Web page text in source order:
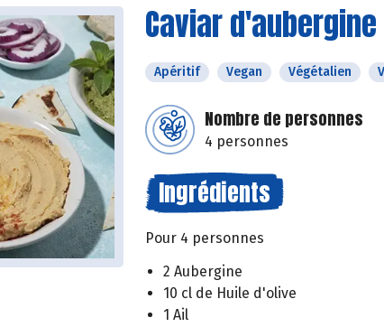
Caviar
Apéritif Vegan Végétalien
Nombre de personnes
4 personnes
Ingrédients
Pour 4 personnes
2 Aubergine
10 cl de Huile d'olive
1 Ail